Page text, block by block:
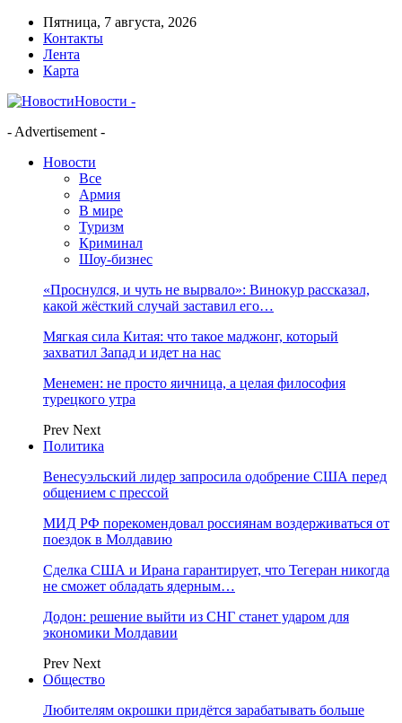
Пятница, 7 августа, 2026
Контакты
Лента
Карта
Новости -
- Advertisement -
Новости
Все
Армия
В мире
Туризм
Криминал
Шоу-бизнес
«Проснулся, и чуть не вырвало»: Винокур рассказал,
какой жёсткий случай заставил его…
Мягкая сила Китая: что такое маджонг, который
захватил Запад и идет на нас
Менемен: не просто яичница, а целая философия
турецкого утра
Prev Next
Политика
Венесуэльский лидер запросила одобрение США перед
общением с прессой
МИД РФ порекомендовал россиянам воздерживаться от
поездок в Молдавию
Сделка США и Ирана гарантирует, что Тегеран никогда
не сможет обладать ядерным…
Додон: решение выйти из СНГ станет ударом для
экономики Молдавии
Prev Next
Общество
Любителям окрошки придётся зарабатывать больше